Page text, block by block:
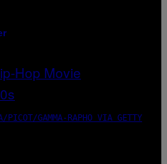
PICOT/GAMMA-RAPHO VIA GETTY